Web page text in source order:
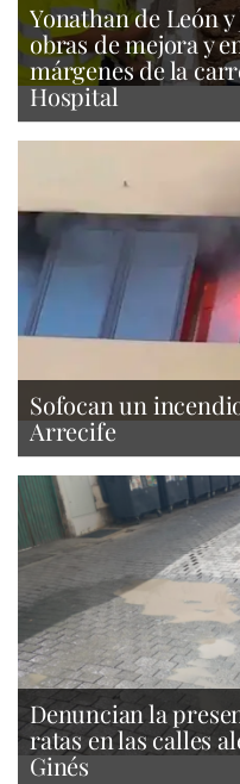
Yonathan de León
obras de mejora y
márgenes de la
Hospital
Sofocan un
Arrecife
Denuncian la
ratas en las calles
Ginés